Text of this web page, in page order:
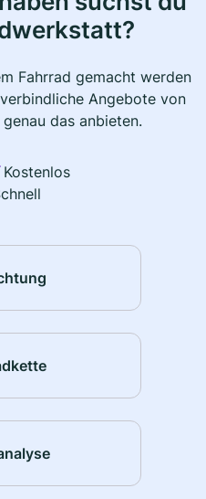
Fahrrad gemacht werden
Angebote von
das anbieten.
Kostenlos